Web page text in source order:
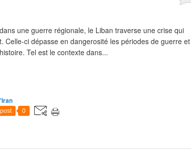
une guerre régionale, le Liban traverse une crise qui
Celle-ci dépasse en dangerosité les périodes de guerre et
Tel est le contexte dans...
0